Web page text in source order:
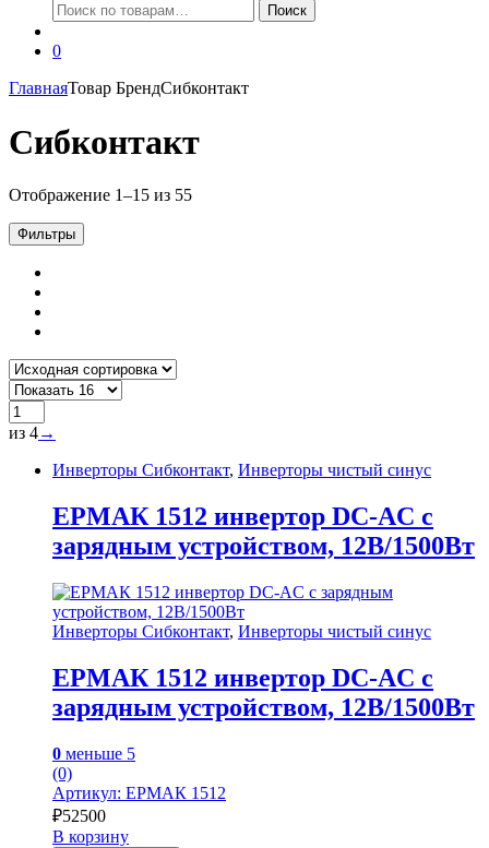
Искать:
Поиск
0
ГлавнаяТовар БрендСибконтакт
Сибконтакт
Отображение 1–15 из 55
Фильтры
из 4→
Инверторы Сибконтакт, Инверторы чистый синус
ЕРМАК 1512 инвертор DC-AC с
зарядным устройством, 12В/1500Вт
Инверторы Сибконтакт, Инверторы чистый синус
ЕРМАК 1512 инвертор DC-AC с
зарядным устройством, 12В/1500Вт
0 меньше 5
(0)
Артикул: ЕРМАК 1512
₽52500
В корзину